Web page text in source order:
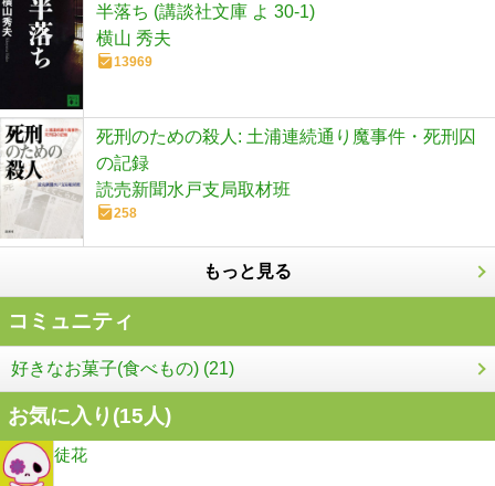
半落ち (講談社文庫 よ 30-1)
横山 秀夫
13969
死刑のための殺人: 土浦連続通り魔事件・死刑囚
の記録
読売新聞水戸支局取材班
258
もっと見る
コミュニティ
好きなお菓子(食べもの) (21)
お気に入り(15人)
徒花